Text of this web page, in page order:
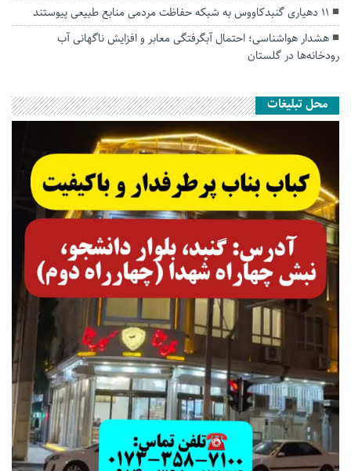
۱۱ دهیاری گنبدکاووس به شبکه حفاظت مردمی منابع طبیعی پیوستند
هشدار هواشناسی؛ احتمال آبگرفتگی معابر و افزایش ناگهانی آب
رودخانه‌ها در گلستان
محل تبلیغات